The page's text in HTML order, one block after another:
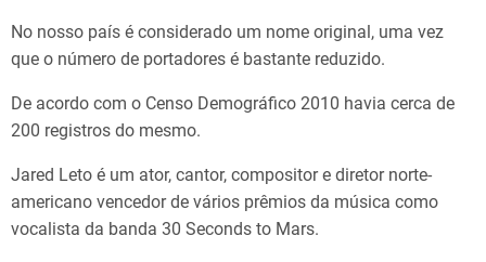
No nosso país é considerado um nome original, uma vez
que o número de portadores é bastante reduzido.
De acordo com o Censo Demográfico 2010 havia cerca de
200 registros do mesmo.
Jared Leto é um ator, cantor, compositor e diretor norte-
americano vencedor de vários prêmios da música como
vocalista da banda 30 Seconds to Mars.